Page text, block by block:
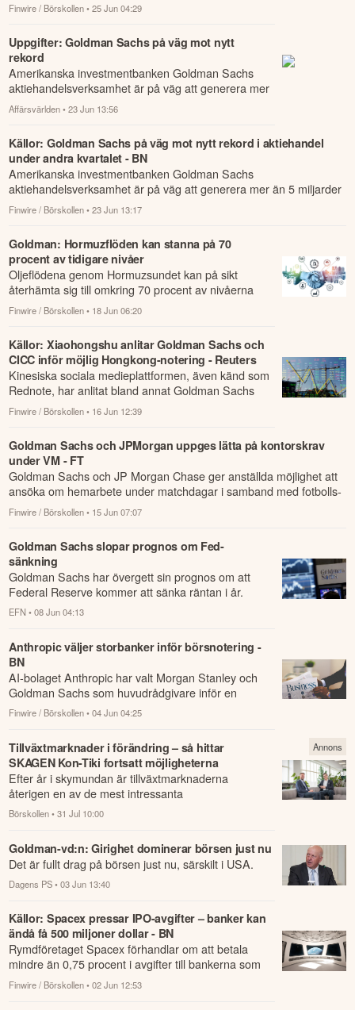
Finwire / Börskollen • 25 Jun 04:29
Uppgifter: Goldman Sachs på väg mot nytt
rekord
Amerikanska investmentbanken Goldman Sachs
aktiehandelsverksamhet är på väg att generera mer
än 5 miljarder dollar i intäkter i det andra kv...
Affärsvärlden • 23 Jun 13:56
Källor: Goldman Sachs på väg mot nytt rekord i aktiehandel
under andra kvartalet - BN
Amerikanska investmentbanken Goldman Sachs
aktiehandelsverksamhet är på väg att generera mer än 5 miljarder
dollar i intäkter i det andra kv...
Finwire / Börskollen • 23 Jun 13:17
Goldman: Hormuzflöden kan stanna på 70
procent av tidigare nivåer
Oljeflödena genom Hormuzsundet kan på sikt
återhämta sig till omkring 70 procent av nivåerna
före kriget, då oljeproducenter i regionen i al...
Finwire / Börskollen • 18 Jun 06:20
Källor: Xiaohongshu anlitar Goldman Sachs och
CICC inför möjlig Hongkong-notering - Reuters
Kinesiska sociala medieplattformen, även känd som
Rednote, har anlitat bland annat Goldman Sachs
och CICC för att arbeta med en möjlig börsn...
Finwire / Börskollen • 16 Jun 12:39
Goldman Sachs och JPMorgan uppges lätta på kontorskrav
under VM - FT
Goldman Sachs och JP Morgan Chase ger anställda möjlighet att
ansöka om hemarbete under matchdagar i samband med fotbolls-
VM, rapporterar Fi...
Finwire / Börskollen • 15 Jun 07:07
Goldman Sachs slopar prognos om Fed-
sänkning
Goldman Sachs har övergett sin prognos om att
Federal Reserve kommer att sänka räntan i år.
EFN • 08 Jun 04:13
Anthropic väljer storbanker inför börsnotering -
BN
AI-bolaget Anthropic har valt Morgan Stanley och
Goldman Sachs som huvudrådgivare inför en
planerad börsnotering, med JP Morgan också
knuten...
Finwire / Börskollen • 04 Jun 04:25
Tillväxtmarknader i förändring – så hittar
SKAGEN Kon-Tiki fortsatt möjligheterna
Efter år i skymundan är tillväxtmarknaderna
återigen en av de mest intressanta
investeringsmiljöerna.
Börskollen • 31 Jul 10:00
Annons
Goldman-vd:n: Girighet dominerar börsen just nu
Det är fullt drag på börsen just nu, särskilt i USA.
Dagens PS • 03 Jun 13:40
Källor: Spacex pressar IPO-avgifter – banker kan
ändå få 500 miljoner dollar - BN
Rymdföretaget Spacex förhandlar om att betala
mindre än 0,75 procent i avgifter till bankerna som
hanterar bolagets planerade börsnotering, ...
Finwire / Börskollen • 02 Jun 12:53